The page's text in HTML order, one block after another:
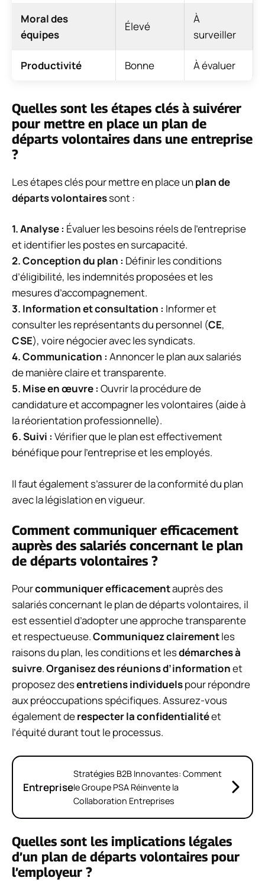
Moral des
équipes
Élevé
À
surveiller
Productivité Bonne À évaluer
Quelles sont les étapes clés à suivérer
pour mettre en place un plan de
départs volontaires dans une entreprise
?
Les étapes clés pour mettre en place un plan de
départs volontairessont :
1.Analyse: Évaluer les besoins réels de l’entreprise
et identifier les postes en surcapacité.
2.Conception du plan : Définir les conditions
d’éligibilité, les indemnités proposées et les
mesures d’accompagnement.
3. Information et consultation : Informer et
consulter les représentants du personnel (CE,
CSE), voire négocier avec les syndicats.
4.Communication : Annoncer le plan aux salariés
de manière claire et transparente.
5. Mise en œuvre: Ouvrir la procédure de
candidature et accompagner les volontaires (aide à
la réorientation professionnelle).
6.Suivi : Vérifier que le plan est effectivement
bénéfique pour l’entreprise et les employés.
Il faut également s’assurer de la conformité du plan
avec la législation en vigueur.
Comment communiquer efficacement
auprès des salariés concernant le plan
de départs volontaires ?
Pourcommuniquer efficacementauprès des
salariés concernant le plan de départs volontaires, il
est essentiel d’adopter une approche transparente
et respectueuse.Communiquez clairementles
raisons du plan, les conditions et lesdémarches à
suivre.Organisez des réunions d’informationet
proposez desentretiens individuelspour répondre
aux préoccupations spécifiques. Assurez-vous
également derespecter la confidentialitéet
l’équité durant tout le processus.
Entreprise
Stratégies B2B Innovantes: Comment
le Groupe PSA Réinvente la
Collaboration Entreprises
Quelles sont les implications légales
d’un plan de départs volontaires pour
l’employeur ?